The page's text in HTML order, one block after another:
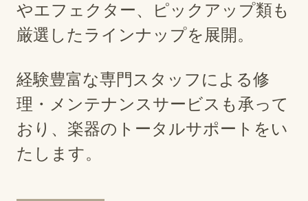
やエフェクター、ピックアップ類も
厳選したラインナップを展開。
経験豊富な専門スタッフによる修
理・メンテナンスサービスも承って
おり、楽器のトータルサポートをい
たします。